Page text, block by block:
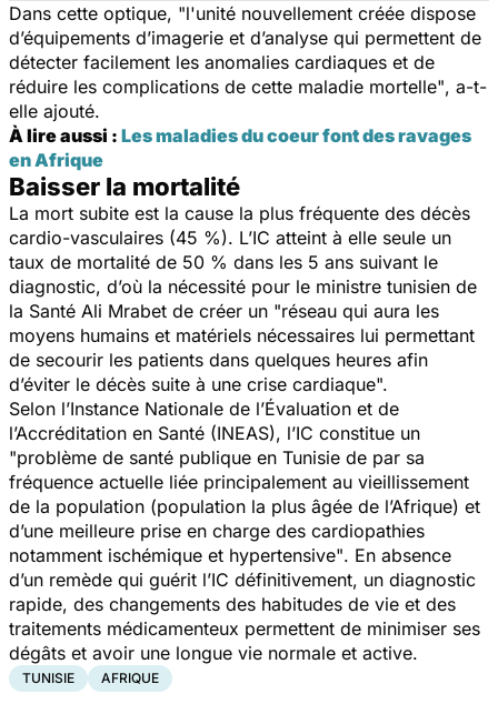
Dans cette optique, "l'unité nouvellement créée dispose
d’équipements d’imagerie et d’analyse qui permettent de
détecter facilement les anomalies cardiaques et de
réduire les complications de cette maladie mortelle", a-t-
elle ajouté.
À lire aussi : Les maladies du coeur font des ravages
en Afrique
Baisser la mortalité
La mort subite est la cause la plus fréquente des décès
cardio-vasculaires (45 %). L’IC atteint à elle seule un
taux de mortalité de 50 % dans les 5 ans suivant le
diagnostic, d’où la nécessité pour le ministre tunisien de
la Santé Ali Mrabet de créer un "réseau qui aura les
moyens humains et matériels nécessaires lui permettant
de secourir les patients dans quelques heures afin
d’éviter le décès suite à une crise cardiaque".
Selon l’Instance Nationale de l’Évaluation et de
l’Accréditation en Santé (INEAS), l’IC constitue un
"problème de santé publique en Tunisie de par sa
fréquence actuelle liée principalement au vieillissement
de la population (population la plus âgée de l’Afrique) et
d’une meilleure prise en charge des cardiopathies
notamment ischémique et hypertensive". En absence
d’un remède qui guérit l’IC définitivement, un diagnostic
rapide, des changements des habitudes de vie et des
traitements médicamenteux permettent de minimiser ses
dégâts et avoir une longue vie normale et active.
TUNISIE AFRIQUE